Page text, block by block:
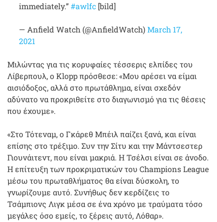
immediately.”#awlfc [bild]
— Anfield Watch (@AnfieldWatch)March 17,
2021
Μιλώντας για τις κορυφαίες τέσσερις ελπίδες του
Λίβερπουλ, ο Klopp πρόσθεσε: «Μου αρέσει να είμαι
αισιόδοξος, αλλά στο πρωτάθλημα, είναι σχεδόν
αδύνατο να προκριθείτε στο διαγωνισμό για τις θέσεις
που έχουμε».
«Στο Τότεναμ, ο Γκάρεθ Μπέιλ παίζει ξανά, και είναι
επίσης στο τρέξιμο. Συν την Σίτυ και την Μάντσεστερ
Γιουνάιτεντ, που είναι μακριά. Η Τσέλσι είναι σε άνοδο.
Η επίτευξη των προκριματικών του Champions League
μέσω του πρωταθλήματος θα είναι δύσκολη, το
γνωρίζουμε αυτό. Συνήθως δεν κερδίζεις το
Τσάμπιονς Λιγκ μέσα σε ένα χρόνο με τραύματα τόσο
μεγάλες όσο εμείς, το ξέρεις αυτό, Λόθαρ».